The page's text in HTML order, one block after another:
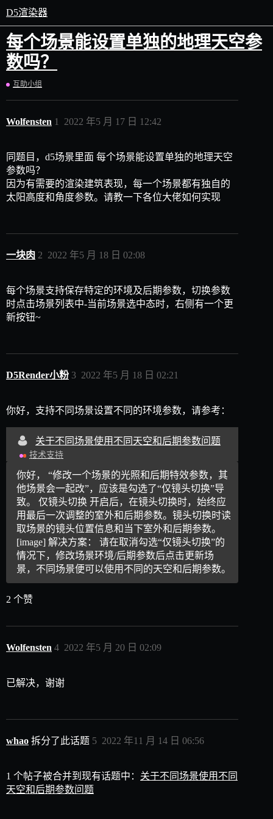
D5渲染器
每个场景能设置单独的地理天空参
数吗？
互助小组
Wolfensten 2022 年5 月 17 日 12:42
1
同题目，d5场景里面 每个场景能设置单独的地理天空
参数吗？
因为有需要的渲染建筑表现，每一个场景都有独自的
太阳高度和角度参数。请教一下各位大佬如何实现
一块肉 2022 年5 月 18 日 02:08
2
每个场景支持保存特定的环境及后期参数，切换参数
时点击场景列表中-当前场景选中态时，右侧有一个更
新按钮~
D5Render小粉 2022 年5 月 18 日 02:21
3
你好，支持不同场景设置不同的环境参数，请参考：
关于不同场景使用不同天空和后期参数问题
技术支持
你好， “修改一个场景的光照和后期特效参数，其
他场景会一起改”，应该是勾选了“仅镜头切换”导
致。 仅镜头切换 开启后，在镜头切换时，始终应
用最后一次调整的室外和后期参数。镜头切换时读
取场景的镜头位置信息和当下室外和后期参数。
[image] 解决方案： 请在取消勾选“仅镜头切换”的
情况下，修改场景环境/后期参数后点击更新场
景，不同场景便可以使用不同的天空和后期参数。
2 个赞
Wolfensten 2022 年5 月 20 日 02:09
4
已解决，谢谢
whao 拆分了此话题 2022 年11 月 14 日 06:56
5
1 个帖子被合并到现有话题中： 关于不同场景使用不同
天空和后期参数问题